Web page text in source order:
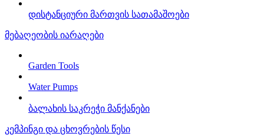
დისტანციური მართვის სათამაშოები
მებაღეობის იარაღები
Garden Tools
Water Pumps
ბალახის საკრეჭი მანქანები
კემპინგი და ცხოვრების წესი